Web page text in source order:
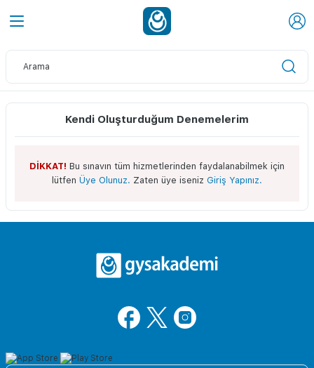
Kendi Oluşturduğum Denemelerim
DİKKAT! Bu sınavın tüm hizmetlerinden faydalanabilmek için
lütfen Üye Olunuz. Zaten üye iseniz Giriş Yapınız.